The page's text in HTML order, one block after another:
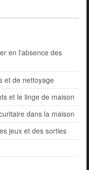
en l'absence des
et de nettoyage
et le linge de maison
dans la maison
jeux et des sorties